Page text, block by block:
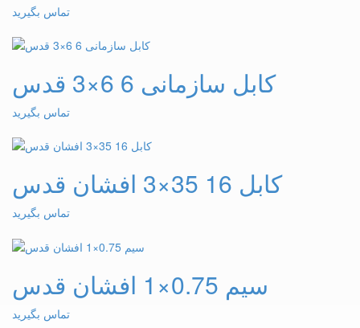
تماس بگیرید
کابل سازمانی 6 6×3 قدس
تماس بگیرید
کابل 16 35×3 افشان قدس
تماس بگیرید
سیم 0.75×1 افشان قدس
تماس بگیرید